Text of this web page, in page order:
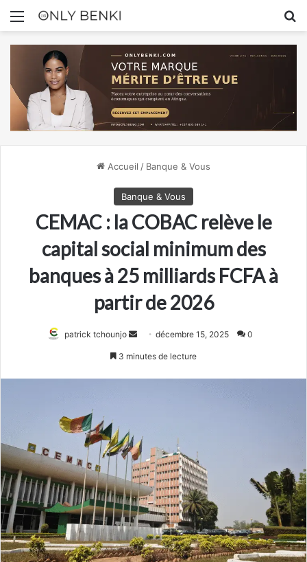
Menu
Accueil / Banque & Vous
Banque & Vous
CEMAC : la COBAC relève le
capital social minimum des
banques à 25 milliards FCFA à
partir de 2026
patrick tchounjo
Envoyerdécembre 15, 2025 0
3 minutes de lecture